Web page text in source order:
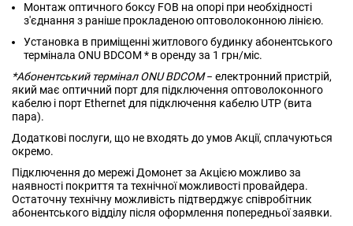
Монтаж оптичного боксу FOB на опорі при необхідності
з'єднання з раніше прокладеною оптоволоконною лінією.
Установка в приміщенні житлового будинку абонентського
термінала ONU BDCOM * в оренду за 1 грн/міс.
*Абонентський термінал ONU BDCOM− електронний пристрій,
який має оптичний порт для підключення оптоволоконного
кабелю і порт Ethernet для підключення кабелю UTP (вита
пара).
Додаткові послуги, що не входять до умов Акції, сплачуються
окремо.
Підключення до мережі Домонет за Акцією можливо за
наявності покриття та технічної можливості провайдера.
Остаточну технічну можливість підтверджує співробітник
абонентського відділу після оформлення попередньої заявки.